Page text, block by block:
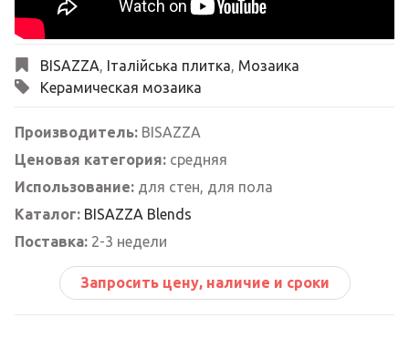
BISAZZA, Італійська плитка, Мозаика
Керамическая мозаика
Производитель: BISAZZA
Ценовая категория: средняя
Использование: для стен, для пола
Каталог: BISAZZA Blends
Поставка: 2-3 недели
Запросить цену, наличие и сроки